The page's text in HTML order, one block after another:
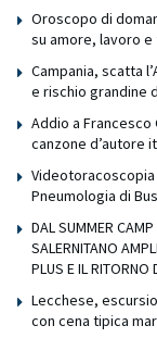
Oroscopo di
su amore, lavoro e
Campania, scatta
e rischio grandine
Addio a Francesco
canzone d’autore
Videotoracoscopia
Pneumologia di
DAL SUMMER
SALERNITANO
PLUS E IL RITORNO
Lecchese,
con cena tipica